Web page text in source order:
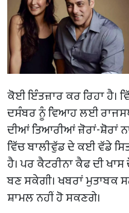
ਕੋਈ ਇੰਤਜ਼ਾਰ ਕਰ ਰਿਹਾ ਹੈ।
ਦਸੰਬਰ ਨੂੰ ਵਿਆਹ ਲਈ
ਦੀਆਂ ਤਿਆਰੀਆਂ ਜ਼ੋਰਾਂ-ਸ਼ੋਰਾਂ
ਵਿੱਚ ਬਾਲੀਵੁੱਡ ਦੇ ਕਈ ਵੱਡੇ
ਹੈ। ਪਰ ਕੈਟਰੀਨਾ ਕੈਫ ਦੀ
ਬਣ ਸਕੇਗੀ। ਖਬਰਾਂ ਮੁਤਾਬਕ
ਸ਼ਾਮਲ ਨਹੀਂ ਹੋ ਸਕਣਗੇ।